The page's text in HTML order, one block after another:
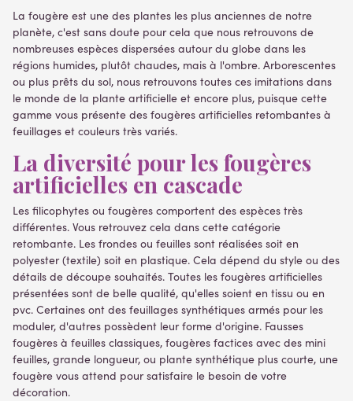
La fougère est une des plantes les plus anciennes de notre
planète, c'est sans doute pour cela que nous retrouvons de
nombreuses espèces dispersées autour du globe dans les
régions humides, plutôt chaudes, mais à l'ombre. Arborescentes
ou plus prêts du sol, nous retrouvons toutes ces imitations dans
le monde de la plante artificielle et encore plus, puisque cette
gamme vous présente des fougères artificielles retombantes à
feuillages et couleurs très variés.
La diversité pour les fougères
artificielles en cascade
Les filicophytes ou fougères comportent des espèces très
différentes. Vous retrouvez cela dans cette catégorie
retombante. Les frondes ou feuilles sont réalisées soit en
polyester (textile) soit en plastique. Cela dépend du style ou des
détails de découpe souhaités. Toutes les fougères artificielles
présentées sont de belle qualité, qu'elles soient en tissu ou en
pvc. Certaines ont des feuillages synthétiques armés pour les
moduler, d'autres possèdent leur forme d'origine. Fausses
fougères à feuilles classiques, fougères factices avec des mini
feuilles, grande longueur, ou plante synthétique plus courte, une
fougère vous attend pour satisfaire le besoin de votre
décoration.